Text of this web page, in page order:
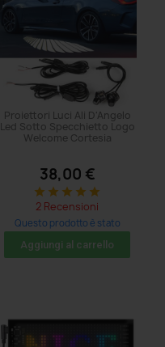
Proiettori Luci Ali D'Angelo
Led Sotto Specchietto Logo
Welcome Cortesia
38,00 €
star star star star star
2 Recensioni
Questo prodotto è stato
acquistato: 11 volte
Aggiungi al carrello